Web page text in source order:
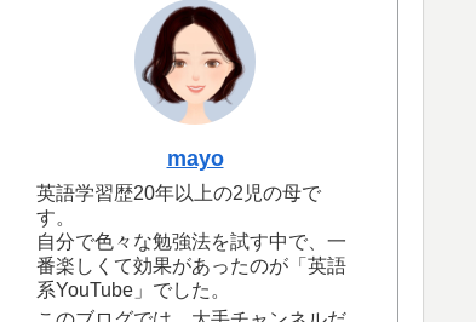
mayo
英語学習歴20年以上の2児の母で
す。
自分で色々な勉強法を試す中で、一
番楽しくて効果があったのが「英語
系YouTube」でした。